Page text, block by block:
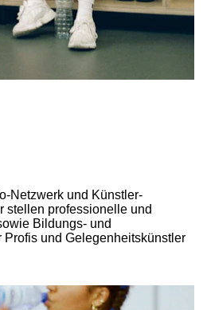
Netzwerk und Künstler-
stellen professionelle und
Bildungs- und
Profis und Gelegenheitskünstler